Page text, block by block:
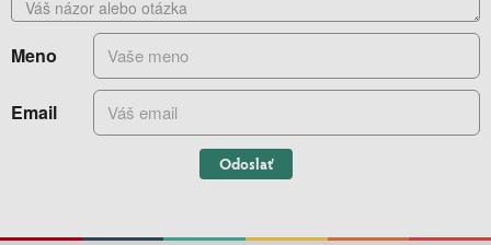
Meno
Email
Odoslať